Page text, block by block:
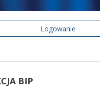
Logowanie
BIP